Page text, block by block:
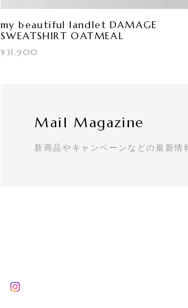
my beautiful landlet DAMAGE
SWEATSHIRT OATMEAL
¥31,900
Mail Magazine
新商品やキャンペーンなどの最新情